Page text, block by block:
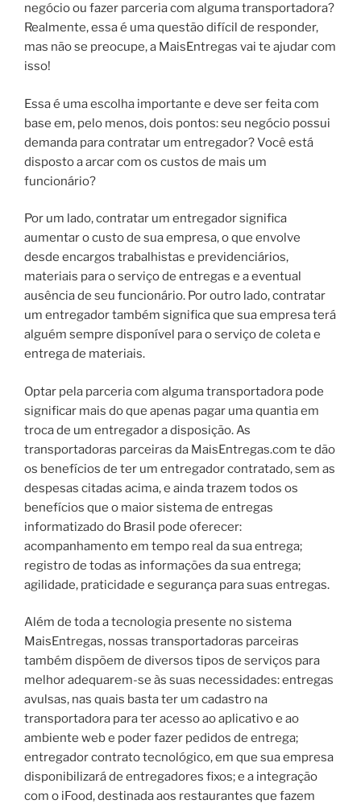
negócio ou fazer parceria com alguma transportadora?
Realmente, essa é uma questão difícil de responder,
mas não se preocupe, a MaisEntregas vai te ajudar com
isso!
Essa é uma escolha importante e deve ser feita com
base em, pelo menos, dois pontos: seu negócio possui
demanda para contratar um entregador? Você está
disposto a arcar com os custos de mais um
funcionário?
Por um lado, contratar um entregador significa
aumentar o custo de sua empresa, o que envolve
desde encargos trabalhistas e previdenciários,
materiais para o serviço de entregas e a eventual
ausência de seu funcionário. Por outro lado, contratar
um entregador também significa que sua empresa terá
alguém sempre disponível para o serviço de coleta e
entrega de materiais.
Optar pela parceria com alguma transportadora pode
significar mais do que apenas pagar uma quantia em
troca de um entregador a disposição. As
transportadoras parceiras da MaisEntregas.com te dão
os benefícios de ter um entregador contratado, sem as
despesas citadas acima, e ainda trazem todos os
benefícios que o maior sistema de entregas
informatizado do Brasil pode oferecer:
acompanhamento em tempo real da sua entrega;
registro de todas as informações da sua entrega;
agilidade, praticidade e segurança para suas entregas.
Além de toda a tecnologia presente no sistema
MaisEntregas, nossas transportadoras parceiras
também dispõem de diversos tipos de serviços para
melhor adequarem-se às suas necessidades: entregas
avulsas, nas quais basta ter um cadastro na
transportadora para ter acesso ao aplicativo e ao
ambiente web e poder fazer pedidos de entrega;
entregador contrato tecnológico, em que sua empresa
disponibilizará de entregadores fixos; e a integração
com o iFood, destinada aos restaurantes que fazem